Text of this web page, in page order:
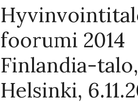
foorumi 2014
Finlandia-talo,
Helsinki,